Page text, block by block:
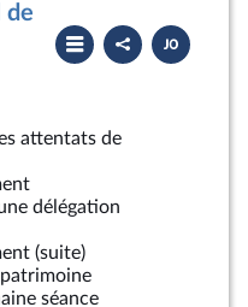
de
Partager
le
compte
Télécharger
le
PDF
attentats de
délégation
(suite)
séance